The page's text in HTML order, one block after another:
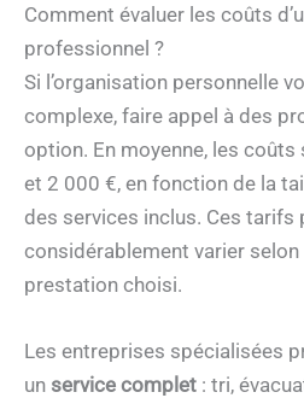
Comment évaluer les coûts
professionnel ?
Si l’organisation personnelle
complexe, faire appel à des
option. En moyenne, les
et 2 000 €, en fonction de la
des services inclus. Ces tarifs
considérablement varier
prestation choisi.
Les entreprises spécialisées
un service complet : tri,